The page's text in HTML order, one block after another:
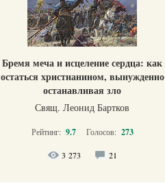
Бремя меча и исцеление сердца: как
остаться христианином, вынужденно
останавливая зло
Свящ. Леонид Бартков
Рейтинг: 9.7 Голосов: 273
3 273 21